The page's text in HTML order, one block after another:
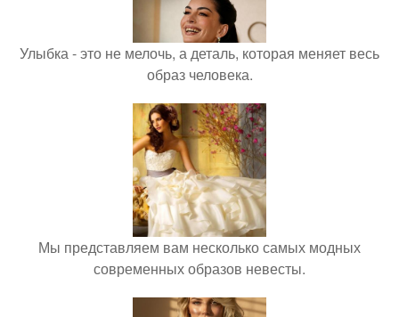
Улыбка - это не мелочь, а деталь, которая меняет весь
образ человека.
Мы представляем вам несколько самых модных
современных образов невесты.